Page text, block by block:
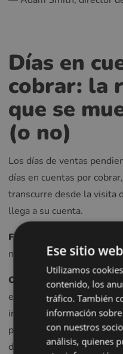
Días en
cobrar: la
que se
(o no)
Los días de ventas
días en cuentas por
transcurre desde la visita
llega a su cuenta.
Fórmula:
(promedio de
netos) × 365 días
Objetivo para la
en un mínimo de 14 días
inmediato. Los seguros
plazo de 30 días. Si su
dinero está atascado en
Ese sitio
Utilizamos
contenido, los
tráfico. También
información
con nuestros
análisis, quienes